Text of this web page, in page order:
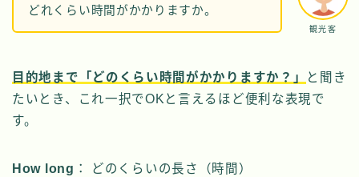
観光客
どれくらい時間がかかりますか。
目的地まで「どのくらい時間がかかりますか？」
と聞き
たいとき、これ一択でOKと言えるほど便利な表現で
す。
How long ： どのくらいの長さ（時間）